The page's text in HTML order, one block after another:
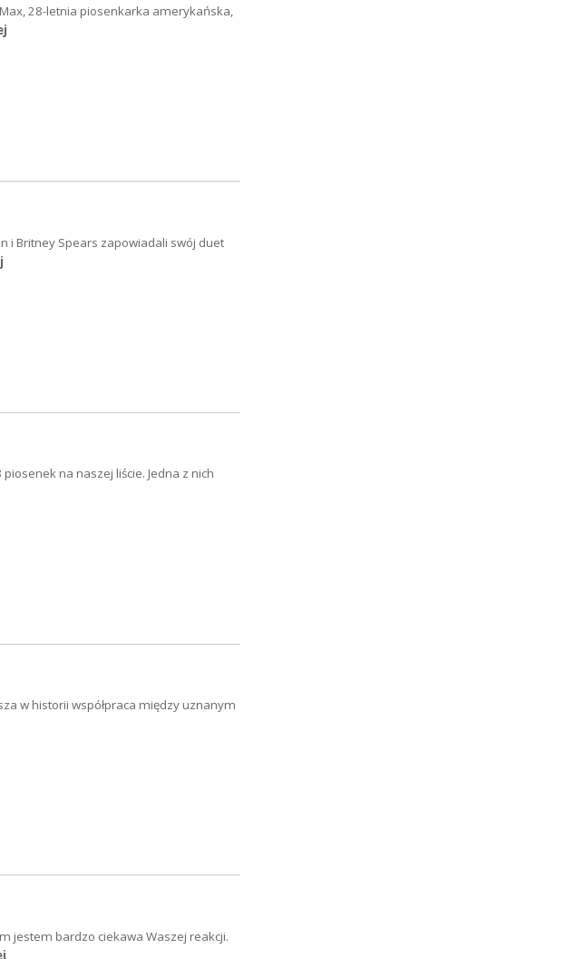
28-letnia piosenkarka amerykańska,
i Britney Spears zapowiadali swój duet
na naszej liście. Jedna z nich
w historii współpraca między uznanym
jestem bardzo ciekawa Waszej reakcji.